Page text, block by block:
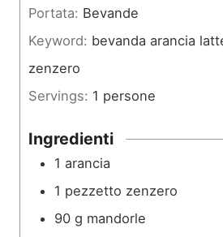
Portata: Bevande
Keyword: bevanda arancia
zenzero
Servings: 1 persone
Ingredienti
1 arancia
1 pezzetto zenzero
90 g mandorle